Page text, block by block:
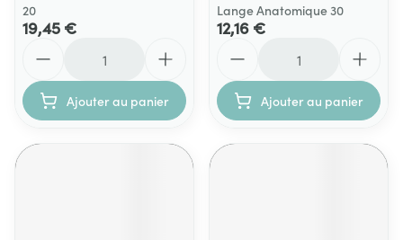
20
19,45 €
Ajouter au panier
Lange Anatomique 30
12,16 €
Ajouter au panier